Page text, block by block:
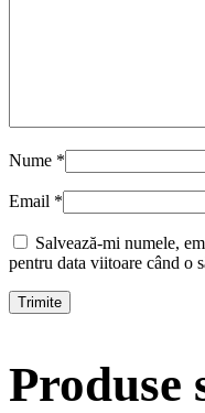
Nume *
Email *
Salvează-mi numele,
pentru data viitoare când o
Produse